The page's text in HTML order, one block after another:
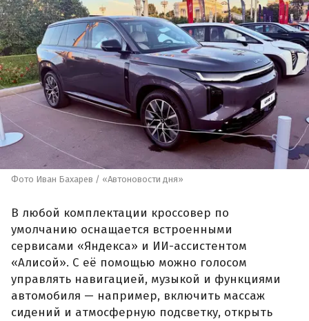
Фото Иван Бахарев / «Автоновости дня»
В любой комплектации кроссовер по
умолчанию оснащается встроенными
сервисами «Яндекса» и ИИ-ассистентом
«Алисой». С её помощью можно голосом
управлять навигацией, музыкой и функциями
автомобиля — например, включить массаж
сидений и атмосферную подсветку, открыть